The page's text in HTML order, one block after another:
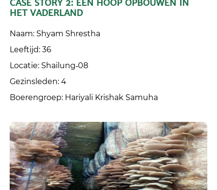
CASE STORY 2: EEN HOOP OPBOUWEN IN
HET VADERLAND
Naam: Shyam Shrestha
Leeftijd: 36
Locatie: Shailung‑08
Gezinsleden: 4
Boerengroep: Hariyali Krishak Samuha